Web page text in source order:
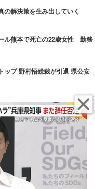
の解決策を生み出していく
ル熊本で死亡の22歳女性 勤務
ップ 野村悟総裁が引退 県公安